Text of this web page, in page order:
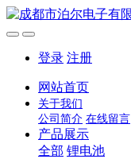
登录 注册
网站首页
关于我们
公司简介 在线留言
产品展示
全部 锂电池